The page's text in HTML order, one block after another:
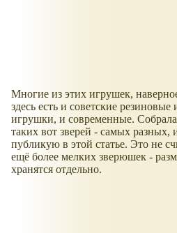
Многие из этих игрушек,
здесь есть и советские резиновые
игрушки, и современные.
таких вот зверей - самых разных,
публикую в этой статье. Это не
ещё более мелких зверюшек -
хранятся отдельно.